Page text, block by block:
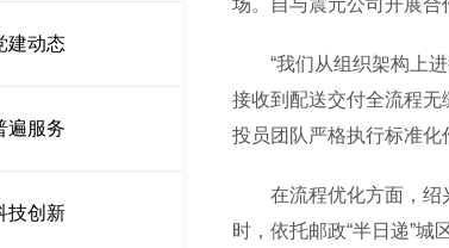
建动态
遍服务
技创新
场。自与震元公司开展合
“我们从组织架构上进
接收到配送交付全流程无
投员团队严格执行标准化
在流程优化方面，绍兴
时，依托邮政“半日递”